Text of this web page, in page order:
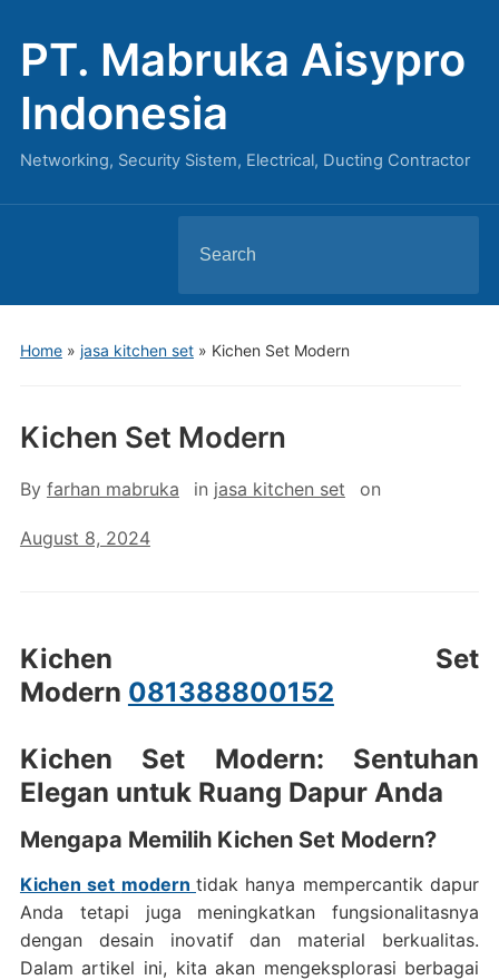
PT. Mabruka Aisypro
Indonesia
Networking, Security Sistem, Electrical, Ducting Contractor
for:
Home» jasa kitchen set» Kichen Set Modern
Kichen Set Modern
By farhan mabruka in jasa kitchen set on
August 8, 2024
Kichen Set
Modern 081388800152
Kichen Set Modern: Sentuhan
Elegan untuk Ruang Dapur Anda
Mengapa Memilih Kichen Set Modern?
Kichen set modern tidak hanya mempercantik dapur
Anda tetapi juga meningkatkan fungsionalitasnya
dengan desain inovatif dan material berkualitas.
Dalam artikel ini, kita akan mengeksplorasi berbagai